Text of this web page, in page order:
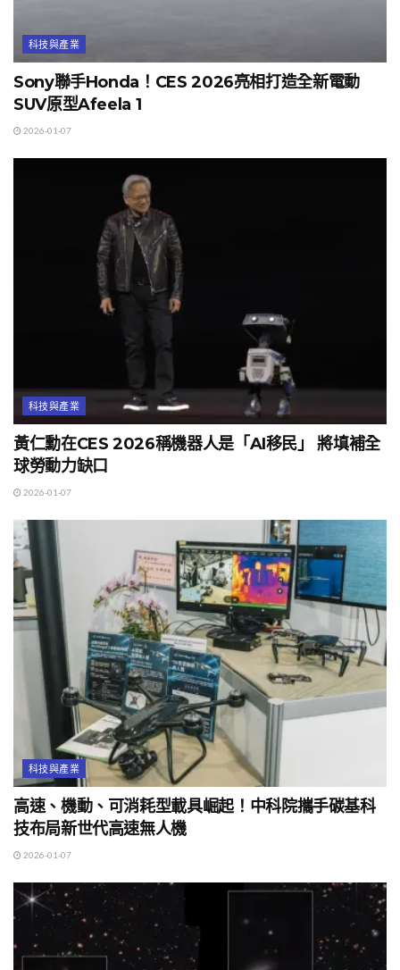
科技與產業
Sony聯手Honda！CES 2026亮相打造全新電動
SUV原型Afeela 1
2026-01-07
科技與產業
黃仁勳在CES 2026稱機器人是「AI移民」 將填補全
球勞動力缺口
2026-01-07
科技與產業
高速、機動、可消耗型載具崛起！中科院攜手碳基科
技布局新世代高速無人機
2026-01-07